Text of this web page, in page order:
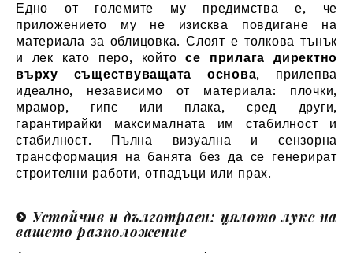
Едно от големите му предимства е, че
приложението му не изисква повдигане на
материала за облицовка. Слоят е толкова тънък
и лек като перо, койтосе прилага директно
върху съществуващата основа, прилепва
идеално, независимо от материала: плочки,
мрамор, гипс или плака, сред други,
гарантирайки максималната им стабилност и
стабилност. Пълна визуална и сензорна
трансформация на банята без да се генерират
строителни работи, отпадъци или прах.
Устойчив и дълготраен: цялото лукс на
вашето разположение